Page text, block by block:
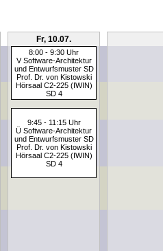
Fr, 10.07.
8:00 - 9:30 Uhr
V Software-Architektur
und Entwurfsmuster SD
Prof. Dr. von Kistowski
Hörsaal C2-225 (IWIN)
SD 4
9:45 - 11:15 Uhr
Ü Software-Architektur
und Entwurfsmuster SD
Prof. Dr. von Kistowski
Hörsaal C2-225 (IWIN)
SD 4